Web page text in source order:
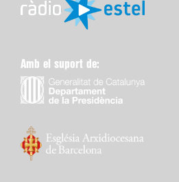
Amb el suport de: